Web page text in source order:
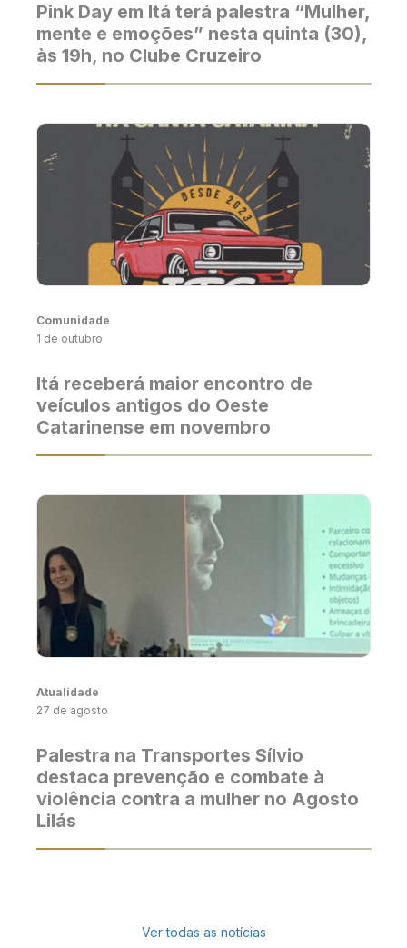
Pink Day em Itá terá palestra “Mulher,
mente e emoções” nesta quinta (30),
às 19h, no Clube Cruzeiro
Comunidade
1 de outubro
Itá receberá maior encontro de
veículos antigos do Oeste
Catarinense em novembro
Atualidade
27 de agosto
Palestra na Transportes Sílvio
destaca prevenção e combate à
violência contra a mulher no Agosto
Lilás
Ver todas as notícias